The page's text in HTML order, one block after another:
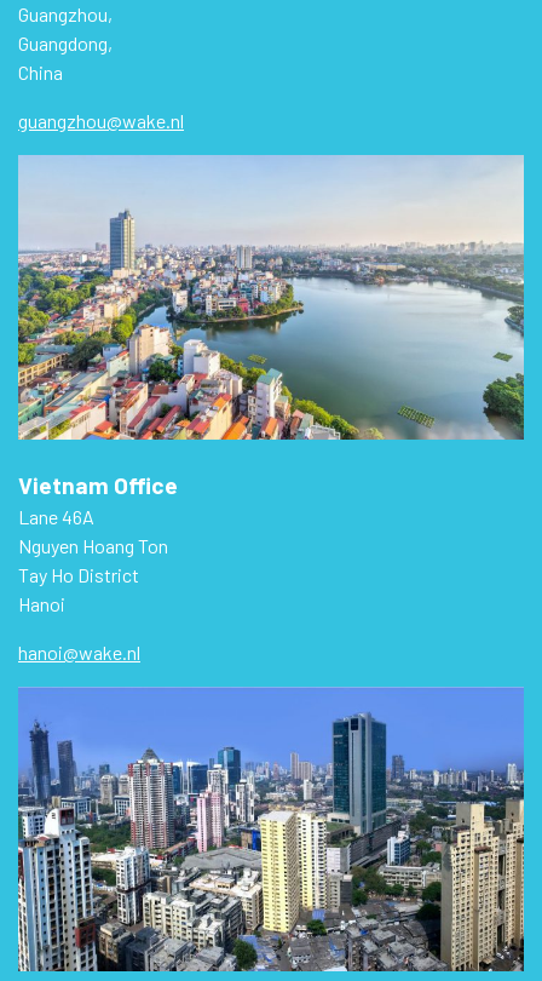
Guangzhou,
Guangdong,
China
guangzhou@wake.nl
Vietnam Office
Lane 46A
Nguyen Hoang Ton
Tay Ho District
Hanoi
hanoi@wake.nl